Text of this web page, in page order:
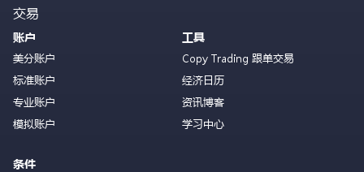
交易
账户
美分账户
标准账户
专业账户
模拟账户
条件
工具
Copy Trading 跟单交易
经济日历
资讯博客
学习中心